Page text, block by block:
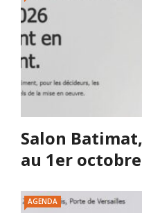
Salon
au 1er
AGENDA